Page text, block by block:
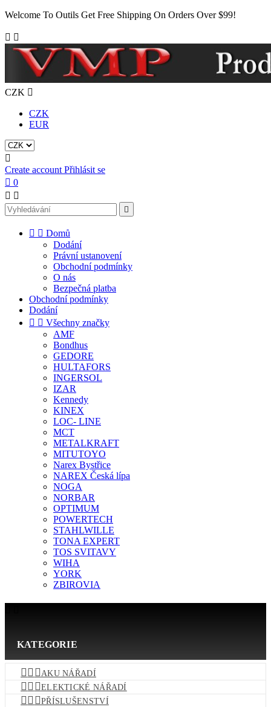
Welcome To Outils Get Free Shipping On Orders Over $99!
 
CZK 
CZK
EUR

Create account Přihlásit se
 0
 

  Domů
Dodání
Právní ustanovení
Obchodní podmínky
O nás
Bezpečná platba
Obchodní podmínky
Dodání
  Všechny značky
AMF
Bondhus
GEDORE
HULTAFORS
INGERSOL
IZAR
Kennedy
KINEX
LOC- LINE
MCT
METALKRAFT
MITUTOYO
Narex Bystřice
NAREX Česká lípa
NOGA
NORBAR
OPTIMUM
POWERTECH
STAHLWILLE
TONA EXPERT
TOS SVITAVY
WIHA
YORK
ZBIROVIA
KATEGORIE
  AKU NÁŘADÍ
 ELEKTICKÉ NÁŘADÍ
 PŘÍSLUŠENSTVÍ